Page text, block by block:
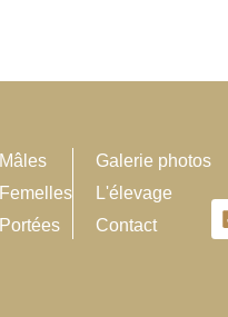
Mâles
Femelles
Portées
Galerie photos
L'élevage
Contact